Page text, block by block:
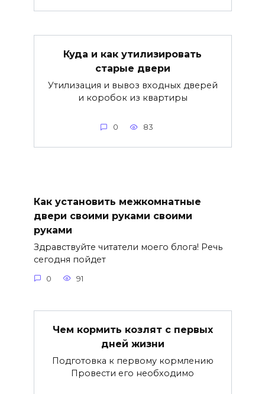
Куда и как утилизировать
старые двери
Утилизация и вывоз входных дверей
и коробок из квартиры
0 83
Как установить межкомнатные
двери своими руками своими
руками
Здравствуйте читатели моего блога! Речь
сегодня пойдет
0 91
Чем кормить козлят с первых
дней жизни
Подготовка к первому кормлению
Провести его необходимо